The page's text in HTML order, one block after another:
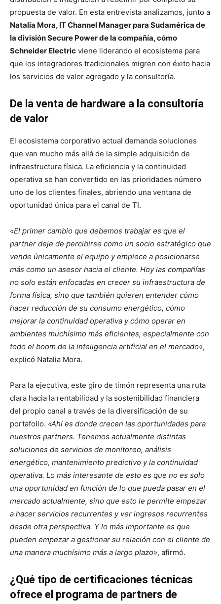
propuesta de valor. En esta entrevista analizamos, junto a
Natalia Mora, IT Channel Manager para Sudamérica de
la división Secure Power de la compañía, cómo
Schneider Electric viene liderando el ecosistema para
que los integradores tradicionales migren con éxito hacia
los servicios de valor agregado y la consultoría.
De la venta de hardware a la consultoría
de valor
El ecosistema corporativo actual demanda soluciones
que van mucho más allá de la simple adquisición de
infraestructura física. La eficiencia y la continuidad
operativa se han convertido en las prioridades número
uno de los clientes finales, abriendo una ventana de
oportunidad única para el canal de TI.
«El primer cambio que debemos trabajar es que el
partner deje de percibirse como un socio estratégico que
vende únicamente el equipo y empiece a posicionarse
más como un asesor hacia el cliente. Hoy las compañías
no solo están enfocadas en crecer su infraestructura de
forma física, sino que también quieren entender cómo
hacer reducción de su consumo energético, cómo
mejorar la continuidad operativa y cómo operar en
ambientes muchísimo más eficientes, especialmente con
todo el boom de la inteligencia artificial en el mercado«,
explicó Natalia Mora.
Para la ejecutiva, este giro de timón representa una ruta
clara hacia la rentabilidad y la sostenibilidad financiera
del propio canal a través de la diversificación de su
portafolio. «Ahí es donde crecen las oportunidades para
nuestros partners. Tenemos actualmente distintas
soluciones de servicios de monitoreo, análisis
energético, mantenimiento predictivo y la continuidad
operativa. Lo más interesante de esto es que no es solo
una oportunidad en función de lo que pueda pasar en el
mercado actualmente, sino que esto le permite empezar
a hacer servicios recurrentes y ver ingresos recurrentes
desde otra perspectiva. Y lo más importante es que
pueden empezar a gestionar su relación con el cliente de
una manera muchísimo más a largo plazo», afirmó.
¿Qué tipo de certificaciones técnicas
ofrece el programa de partners de